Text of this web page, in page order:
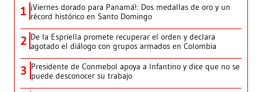
1 ¡Viernes dorado para Panamá!: Dos medallas de oro y un
récord histórico en Santo Domingo
2 De la Espriella promete recuperar el orden y declara
agotado el diálogo con grupos armados en Colombia
3 Presidente de Conmebol apoya a Infantino y dice que no se
puede desconocer su trabajo